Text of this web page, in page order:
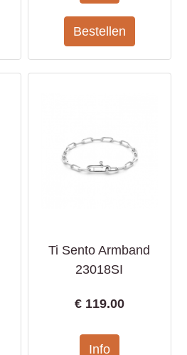
Ti Sento Armband
23018SI
€ 119.00